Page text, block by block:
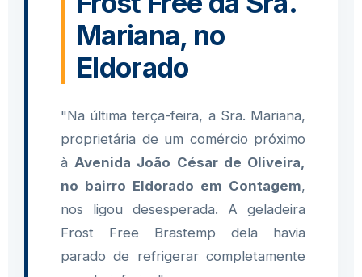
Mariana, no
Eldorado
"Na última terça-feira, a Sra. Mariana,
proprietária de um comércio próximo
àAvenida João César de Oliveira,
no bairro Eldorado em Contagem,
nos ligou desesperada. A geladeira
Frost Free Brastemp dela havia
parado de refrigerar completamente